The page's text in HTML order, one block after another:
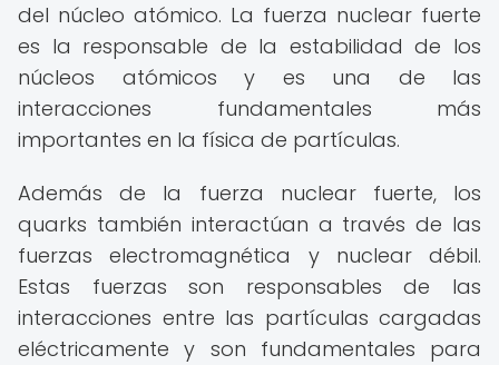
del núcleo atómico. La fuerza nuclear fuerte
es la responsable de la estabilidad de los
núcleos atómicos y es una de las
interacciones fundamentales más
importantes en la física de partículas.
Además de la fuerza nuclear fuerte, los
quarks también interactúan a través de las
fuerzas electromagnética y nuclear débil.
Estas fuerzas son responsables de las
interacciones entre las partículas cargadas
eléctricamente y son fundamentales para